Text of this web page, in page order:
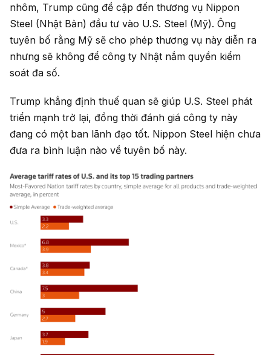
nhôm, Trump cũng đề cập đến thương vụ Nippon
Steel (Nhật Bản) đầu tư vào U.S. Steel (Mỹ). Ông
tuyên bố rằng Mỹ sẽ cho phép thương vụ này diễn ra
nhưng sẽ không để công ty Nhật nắm quyền kiểm
soát đa số.
Trump khẳng định thuế quan sẽ giúp U.S. Steel phát
triển mạnh trở lại, đồng thời đánh giá công ty này
đang có một ban lãnh đạo tốt. Nippon Steel hiện chưa
đưa ra bình luận nào về tuyên bố này.